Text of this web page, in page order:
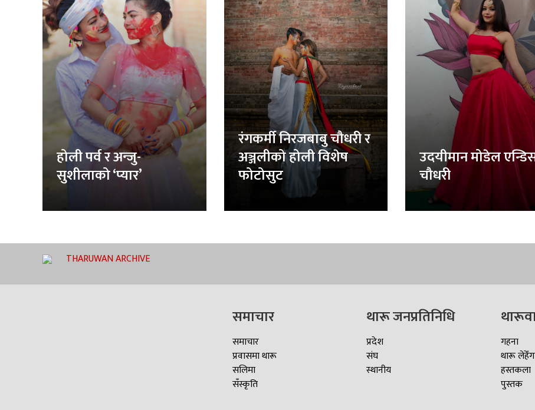
होली पर्व र अन्जु-
सुशीलाको ‘प्यार’
रंगकर्मी निरजबाबु चौधरी र
अञ्जलीको होली विशेष
फोटोसुट
उदयीमान मोडेल
चौधरी
THARUWAN ARCHIVE
समाचार
समाचार
प्रवासमा थारू
सलिमा
सँस्कृति
थारू जनप्रतिनिधि
प्रदेश
संघ
स्थानीय
गहना
थारू
हस्तकला
पुस्तक